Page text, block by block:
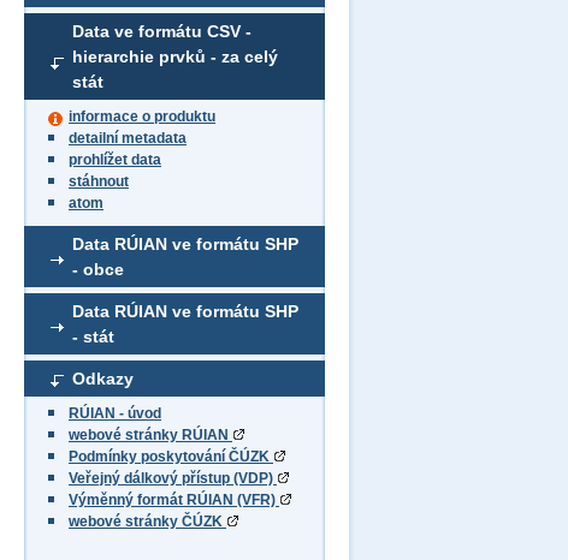
Data ve formátu CSV -
hierarchie prvků - za celý
stát
informace o produktu
detailní metadata
prohlížet data
stáhnout
atom
Data RÚIAN ve formátu SHP
- obce
Data RÚIAN ve formátu SHP
- stát
Odkazy
RÚIAN - úvod
webové stránky RÚIAN
Podmínky poskytování ČÚZK
Veřejný dálkový přístup (VDP)
Výměnný formát RÚIAN (VFR)
webové stránky ČÚZK